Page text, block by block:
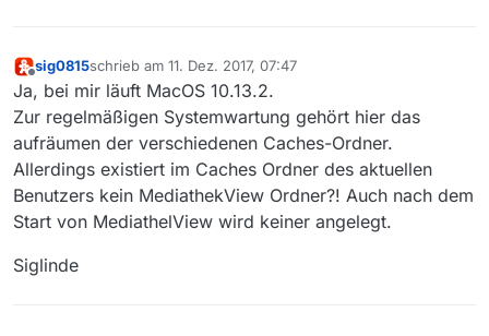
Offline
sig0815schrieb am 11. Dez. 2017, 07:47
zuletzt editiert von
Ja, bei mir läuft MacOS 10.13.2.
Zur regelmäßigen Systemwartung gehört hier das
aufräumen der verschiedenen Caches-Ordner.
Allerdings existiert im Caches Ordner des aktuellen
Benutzers kein MediathekView Ordner?! Auch nach dem
Start von MediathelView wird keiner angelegt.
Siglinde